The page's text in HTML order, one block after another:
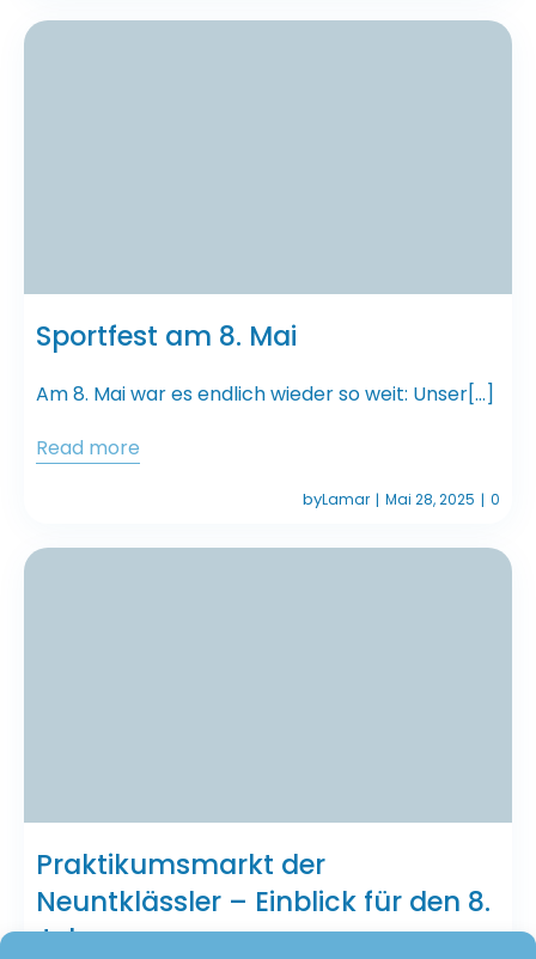
Sportfest am 8. Mai
Am 8. Mai war es endlich wieder so weit: Unser[…]
Read more
byLamar | Mai 28, 2025 | 0
Praktikumsmarkt der
Neuntklässler – Einblick für den 8.
Jahrgang